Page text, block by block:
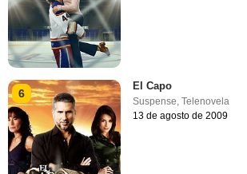
6
El Capo
Suspense,Telenovela
13 de agosto de 2009